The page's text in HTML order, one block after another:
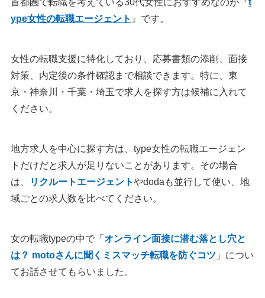
ype女性の転職エージェント 』です。
女性の転職支援に特化しており、応募書類の添削、面接
対策、内定後の条件確認まで相談できます。特に、東
京・神奈川・千葉・埼玉で求人を探す方は候補に入れて
ください。
地方求人を中心に探す方は、type女性の転職エージェン
トだけだと求人が足りないことがあります。その場合
は、
リクルートエージェントやdodaも並行して使い、地
域ごとの求人数を比べてください。
女の転職typeの中で「 オンライン面接に潜む落とし穴と
は？ motoさんに聞くミスマッチ転職を防ぐコツ 」につい
てお話させてもらいました。